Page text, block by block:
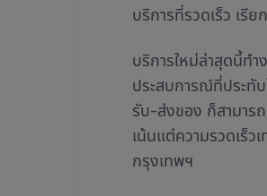
บริการที่รวดเร็ว เรีย
บริการใหม่ล่าสุดนี้ทำ
ประสบการณ์ที่ประทับ
รับ-ส่งของ ก็สามาร
เน้นแต่ความรวดเร็
กรุงเทพฯ